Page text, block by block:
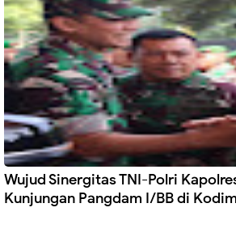
Wujud Sinergitas TNI-Polri
Kunjungan Pangdam I/BB di